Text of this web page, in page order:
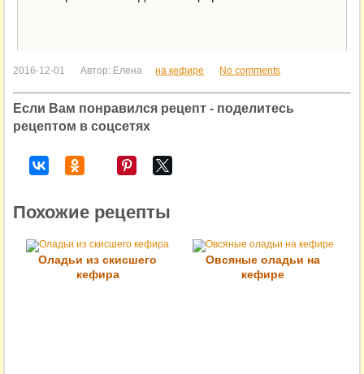
2016-12-01 Автор: Елена на кефире No comments
Если Вам понравился рецепт - поделитесь
рецептом в соцсетях
Похожие рецепты
Оладьи из скисшего
кефира
Овсяные оладьи на
кефире